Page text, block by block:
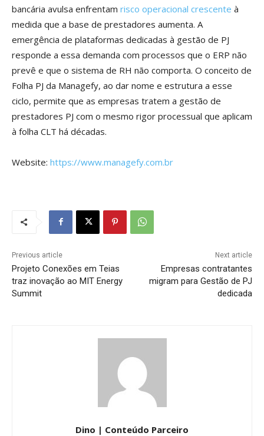
bancária avulsa enfrentam risco operacional crescente à
medida que a base de prestadores aumenta. A
emergência de plataformas dedicadas à gestão de PJ
responde a essa demanda com processos que o ERP não
prevê e que o sistema de RH não comporta. O conceito de
Folha PJ da Managefy, ao dar nome e estrutura a esse
ciclo, permite que as empresas tratem a gestão de
prestadores PJ com o mesmo rigor processual que aplicam
à folha CLT há décadas.
Website: https://www.managefy.com.br
Previous article
Projeto Conexões em Teias
traz inovação ao MIT Energy
Summit
Next article
Empresas contratantes
migram para Gestão de PJ
dedicada
Dino | Conteúdo Parceiro